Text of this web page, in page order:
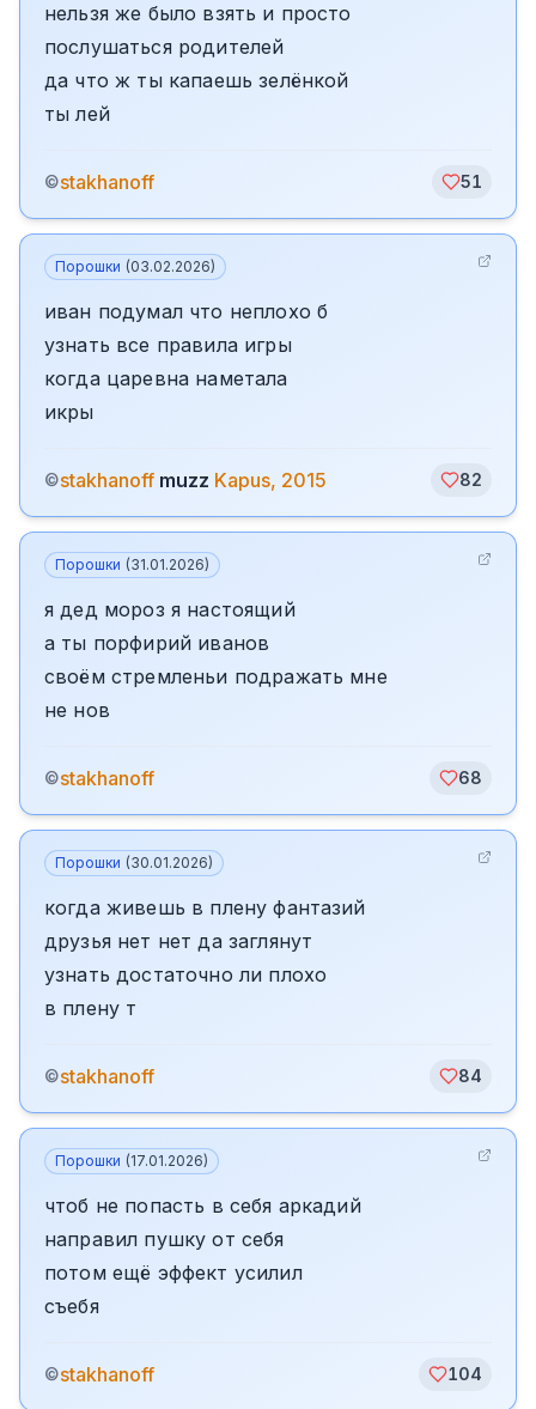
нельзя же было взять и просто
послушаться родителей
да что ж ты капаешь зелёнкой
ты лей
©stakhanoff 51
Порошки (03.02.2026)
иван подумал что неплохо б
узнать все правила игры
когда царевна наметала
икры
©stakhanoff muzz Kapus, 2015 82
Порошки (31.01.2026)
я дед мороз я настоящий
а ты порфирий иванов
своём стремленьи подражать мне
не нов
©stakhanoff 68
Порошки (30.01.2026)
когда живешь в плену фантазий
друзья нет нет да заглянут
узнать достаточно ли плохо
в плену т
©stakhanoff 84
Порошки (17.01.2026)
чтоб не попасть в себя аркадий
направил пушку от себя
потом ещё эффект усилил
съебя
©stakhanoff 104